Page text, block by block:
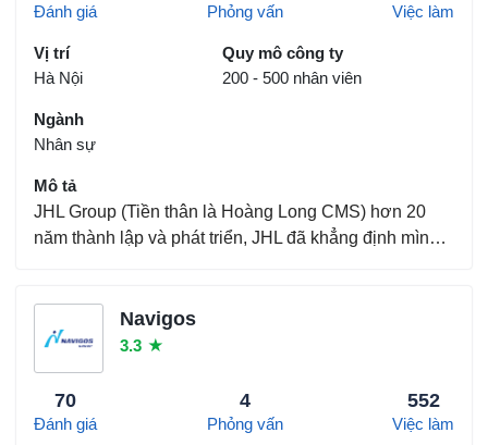
Đánh giá Phỏng vấn Việc làm
Vị trí
Hà Nội
Quy mô công ty
200 - 500 nhân viên
Ngành
Nhân sự
Mô tả
JHL Group (Tiền thân là Hoàng Long CMS) hơn 20
năm thành lập và phát triển, JHL đã khẳng định mình
TIÊU CHUẨN CHO CÁC DOANH NGHIỆP TRONG
VÀ NGOÀI NƯỚC" JHL đang đứng trong top...
Navigos
3.3 ★
70
Đánh giá
4
Phỏng vấn
552
Việc làm